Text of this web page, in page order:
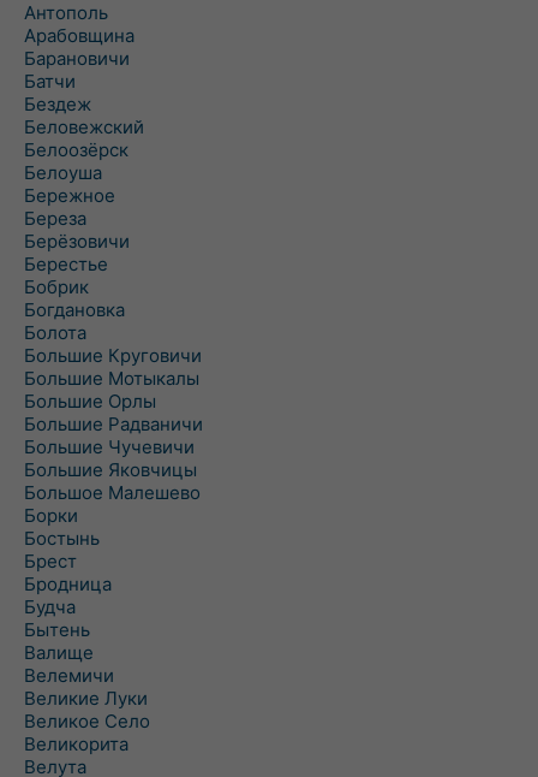
Антополь
Арабовщина
Барановичи
Батчи
Бездеж
Беловежский
Белоозёрск
Белоуша
Бережное
Береза
Берёзовичи
Берестье
Бобрик
Богдановка
Болота
Большие Круговичи
Большие Мотыкалы
Большие Орлы
Большие Радваничи
Большие Чучевичи
Большие Яковчицы
Большое Малешево
Борки
Бостынь
Брест
Бродница
Будча
Бытень
Валище
Велемичи
Великие Луки
Великое Село
Великорита
Велута